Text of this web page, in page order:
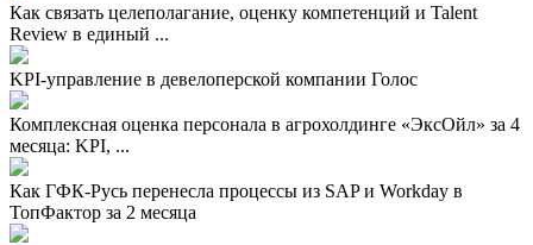
Как связать целеполагание, оценку компетенций и Talent
Review в единый ...
KPI-управление в девелоперской компании Голос
Комплексная оценка персонала в агрохолдинге «ЭксОйл» за 4
месяца: KPI, ...
Как ГФК-Русь перенесла процессы из SAP и Workday в
ТопФактор за 2 месяца